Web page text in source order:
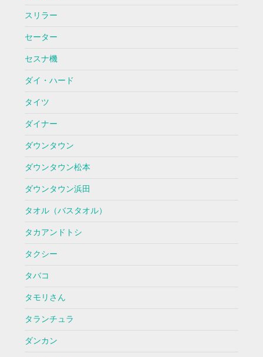
スリラー
セーター
セスナ機
ダイ・ハード
タイツ
ダイナー
ダウンタウン
ダウンタウン松本
ダウンタウン浜田
タオル（バスタオル）
タカアンドトシ
タクシー
タバコ
タモリさん
タランチュラ
ダンカン